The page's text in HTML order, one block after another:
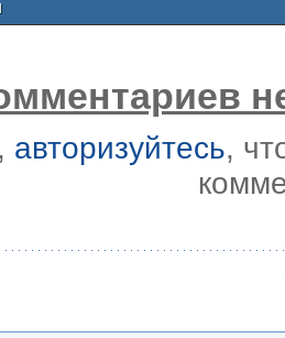
авторизуйтесь,